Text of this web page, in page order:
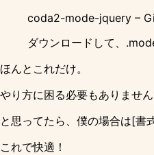
coda2-mode-jquery –
ダウンロードして、
ほんとこれだけ。
やり方に困る必要もありません
と思ってたら、僕の場合は[書
これで快適！